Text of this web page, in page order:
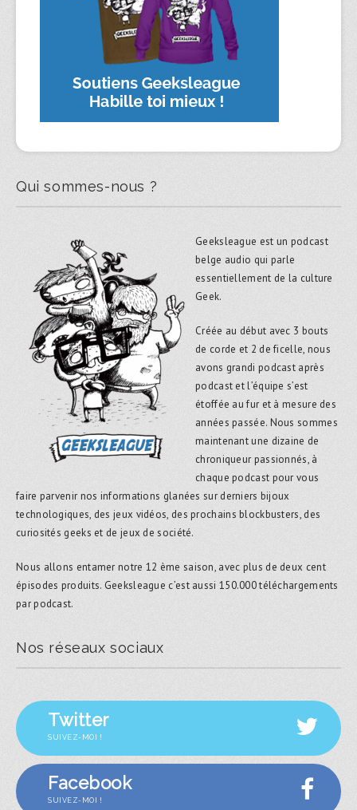
Qui sommes-nous ?
Geeksleague est un podcast
belge audio qui parle
essentiellement de la culture
Geek.
Créée au début avec 3 bouts
de corde et 2 de ficelle, nous
avons grandi podcast après
podcast et l’équipe s’est
étoffée au fur et à mesure des
années passée. Nous sommes
maintenant une dizaine de
chroniqueur passionnés, à
chaque podcast pour vous
faire parvenir nos informations glanées sur derniers bijoux
technologiques, des jeux vidéos, des prochains blockbusters, des
curiosités geeks et de jeux de société.
Nous allons entamer notre 12 ème saison, avec plus de deux cent
épisodes produits. Geeksleague c’est aussi 150.000 téléchargements
par podcast.
Nos réseaux sociaux
Twitter
SUIVEZ-MOI !
Facebook
SUIVEZ-MOI !